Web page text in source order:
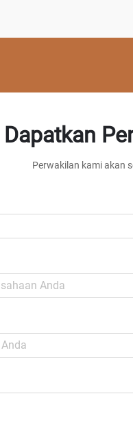
Dapatkan
Perwakilan kami akan